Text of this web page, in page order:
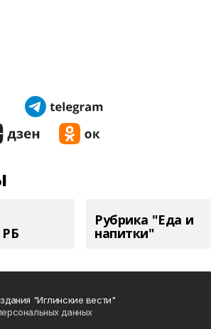
Рубрика "Еда и
напитки"
"Иглинские вести"
данных